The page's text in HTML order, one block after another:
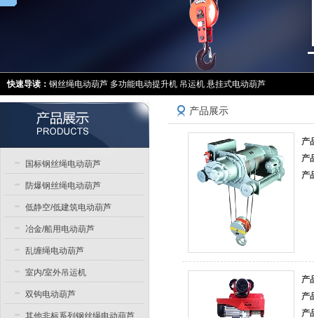
快速导读： 钢丝绳电动葫芦 多功能电动提升机 吊运机 悬挂式电动葫芦
产品展示
产
产
产
产
产
产
国标钢丝绳电动葫芦
防爆钢丝绳电动葫芦
低静空/低建筑电动葫芦
冶金/船用电动葫芦
乱缠绳电动葫芦
室内/室外吊运机
双钩电动葫芦
其他非标系列钢丝绳电动葫芦